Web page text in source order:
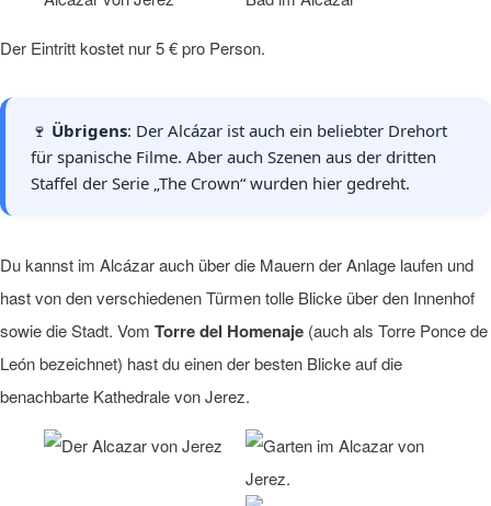
Der Eintritt kostet nur 5 € pro Person.
🍷 Übrigens: Der Alcázar ist auch ein beliebter Drehort
für spanische Filme. Aber auch Szenen aus der dritten
Staffel der Serie „The Crown“ wurden hier gedreht.
Du kannst im Alcázar auch über die Mauern der Anlage laufen und
hast von den verschiedenen Türmen tolle Blicke über den Innenhof
sowie die Stadt. Vom Torre del Homenaje (auch als Torre Ponce de
León bezeichnet) hast du einen der besten Blicke auf die
benachbarte Kathedrale von Jerez.